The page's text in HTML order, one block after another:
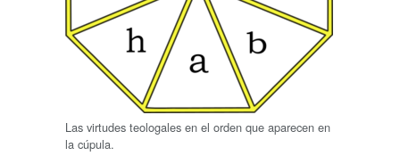
Las virtudes teologales en el orden que aparecen en
la cúpula.